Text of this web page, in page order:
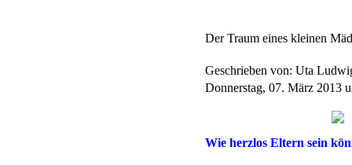
Der Traum eines kleinen
Geschrieben von: Uta
Donnerstag, 07. März 2013
Wie herzlos Eltern sein